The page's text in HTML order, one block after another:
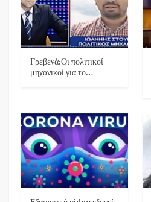
Γρεβενά:Οι πολιτικοί
μηχανικοί για το…